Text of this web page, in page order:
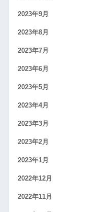
2023年9月
2023年8月
2023年7月
2023年6月
2023年5月
2023年4月
2023年3月
2023年2月
2023年1月
2022年12月
2022年11月